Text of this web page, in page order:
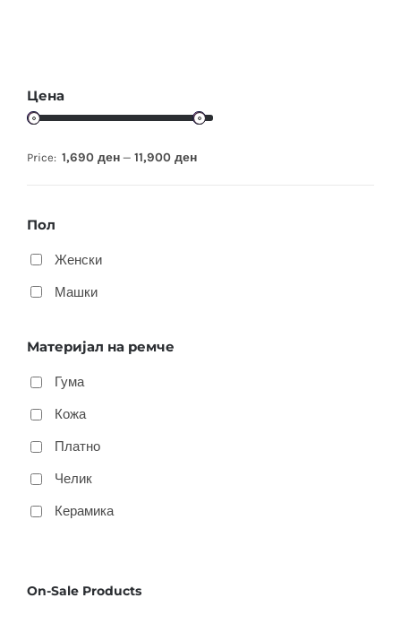
Цена
Price: 1,690 ден — 11,900 ден
Пол
Женски
Машки
Материјал на ремче
Гума
Кожа
Платно
Челик
Керамика
On-Sale Products